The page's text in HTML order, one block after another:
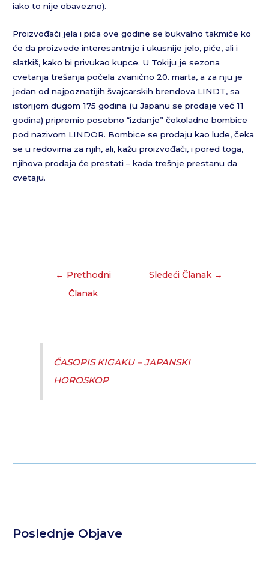
iako to nije obavezno).
Proizvođači jela i pića ove godine se bukvalno takmiče ko
će da proizvede interesantnije i ukusnije jelo, piće, ali i
slatkiš, kako bi privukao kupce. U Tokiju je sezona
cvetanja trešanja počela zvanično 20. marta, a za nju je
jedan od najpoznatijih švajcarskih brendova LINDT, sa
istorijom dugom 175 godina (u Japanu se prodaje već 11
godina) pripremio posebno “izdanje” čokoladne bombice
pod nazivom LINDOR. Bombice se prodaju kao lude, čeka
se u redovima za njih, ali, kažu proizvođači, i pored toga,
njihova prodaja će prestati – kada trešnje prestanu da
cvetaju.
← Prethodni
Članak
Sledeći Članak →
ČASOPIS KIGAKU – JAPANSKI
HOROSKOP
Poslednje Objave